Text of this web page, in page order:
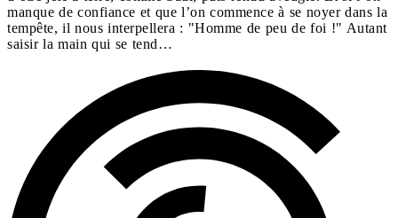
manque de confiance et que l’on commence à se noyer dans la
tempête, il nous interpellera : "Homme de peu de foi !" Autant
saisir la main qui se tend…